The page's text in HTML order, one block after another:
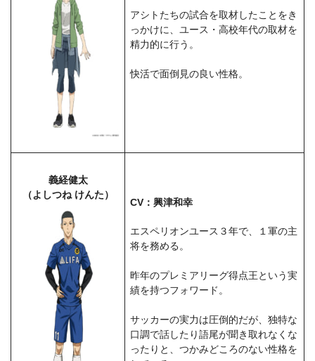
アシトたちの試合を取材したことをき
っかけに、ユース・高校年代の取材を
精力的に行う。
快活で面倒見の良い性格。
義経健太
（よしつね けんた）
CV：興津和幸
エスペリオンユース３年で、１軍の主
将を務める。
昨年のプレミアリーグ得点王という実
績を持つフォワード。
サッカーの実力は圧倒的だが、独特な
口調で話したり語尾が聞き取れなくな
ったりと、つかみどころのない性格を